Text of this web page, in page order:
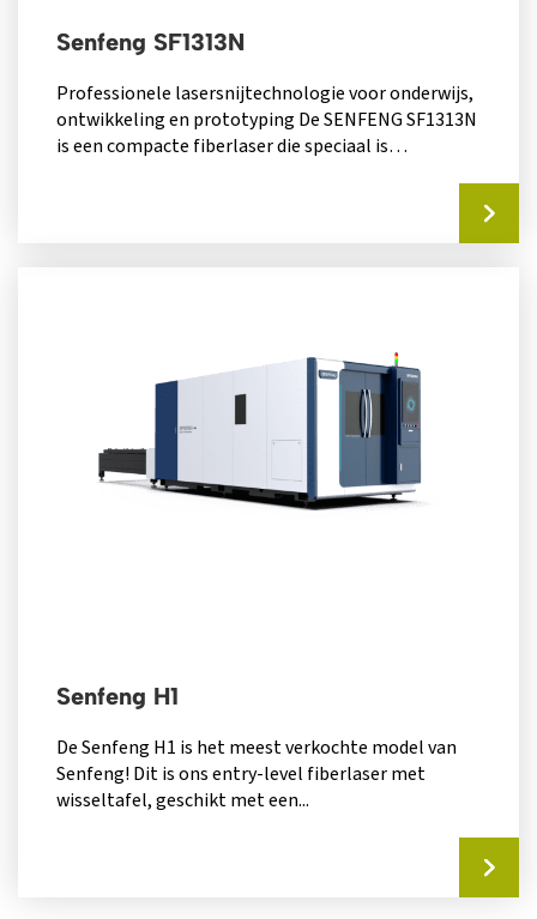
Senfeng SF1313N
Professionele lasersnijtechnologie voor onderwijs,
ontwikkeling en prototyping De SENFENG SF1313N
is een compacte fiberlaser die speciaal is
Senfeng H1
De Senfeng H1 is het meest verkochte model van
Senfeng! Dit is ons entry-level fiberlaser met
wisseltafel, geschikt met een...